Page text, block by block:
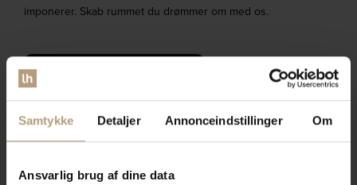
Samtykke Detaljer Annonceindstillinger Om
Ansvarlig brug af dine data
imponerer. Skab rummet du drømmer om med os.
Bliv kontaktet af en salgskonsulent